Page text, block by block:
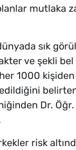
mutlaka
sık
ve şekli bel
1000
Dr.
risk